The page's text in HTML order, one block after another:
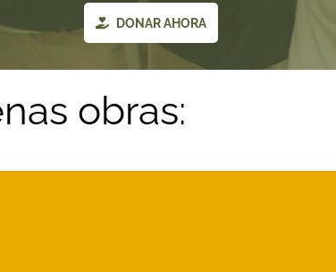
DONAR AHORA
obras: